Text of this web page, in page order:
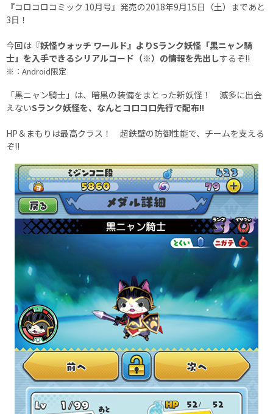
『コロコロコミック 10月号』発売の2018年9月15日（土）まであと
3日！
今回は 『妖怪ウォッチ ワールド』よりSランク妖怪「黒ニャン騎
士」を入手できるシリアルコード（※）の情報を先出しするぞ!!
※：Android限定
「黒ニャン騎士」は、暗黒の装備をまとった新妖怪！ 滅多に出会
えないSランク妖怪を、なんとコロコロ先行で配布!!
HP＆まもりは最高クラス！ 超鉄壁の防御性能で、チームを支える
ぞ!!